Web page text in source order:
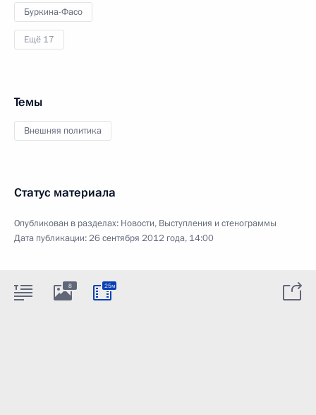
Буркина-Фасо
Ещё 17
Темы
Внешняя политика
Статус материала
Опубликован в разделах: Новости, Выступления и стенограммы
Дата публикации:26 сентября 2012 года, 14:00
8 25м